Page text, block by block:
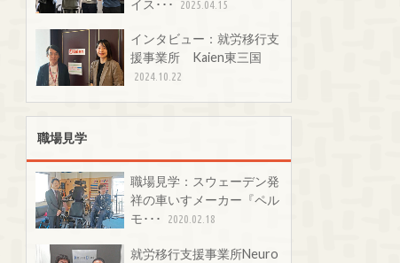
イス･･･
2025.04.15
インタビュー：就労移行支
援事業所 Kaien東三国
2024.10.22
職場見学
職場見学：スウェーデン発
祥の車いすメーカー『ペル
モ･･･
2020.02.18
就労移行支援事業所Neuro